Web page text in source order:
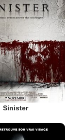
Sinister